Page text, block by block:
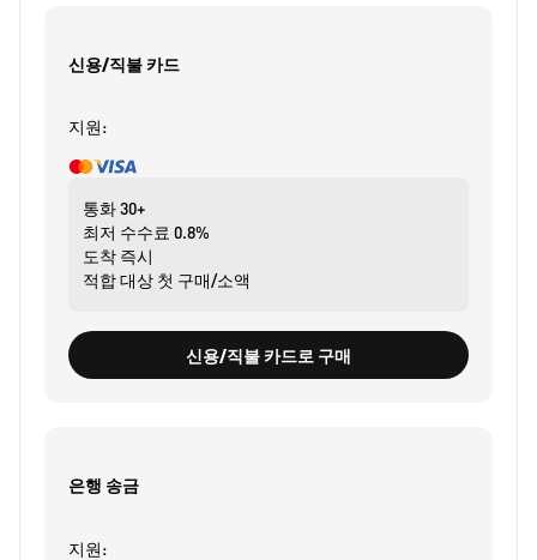
신용/직불 카드
지원:
통화30+
최저 수수료 0.8%
도착 즉시
적합 대상 첫 구매/소액
신용/직불 카드로 구매
은행 송금
지원: